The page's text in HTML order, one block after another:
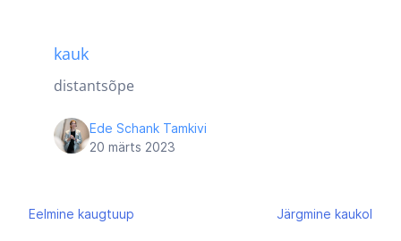
kauk
distantsõpe
Ede Schank Tamkivi
20 märts 2023
Navigeerimine
Eelmine kaugtuup Järgmine kaukol